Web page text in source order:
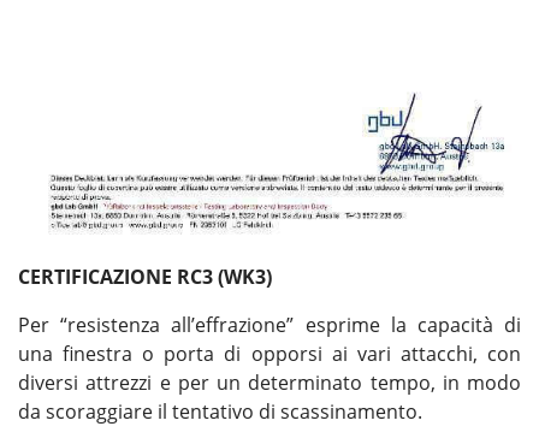
CERTIFICAZIONE RC3 (WK3)
Per “resistenza all’effrazione” esprime la capacità di
una finestra o porta di opporsi ai vari attacchi, con
diversi attrezzi e per un determinato tempo, in modo
da scoraggiare il tentativo di scassinamento.